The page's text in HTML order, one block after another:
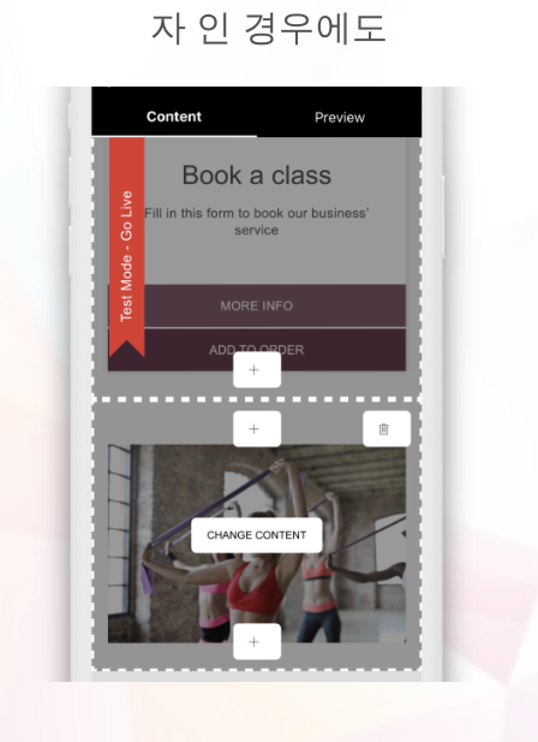
자 인 경우에도